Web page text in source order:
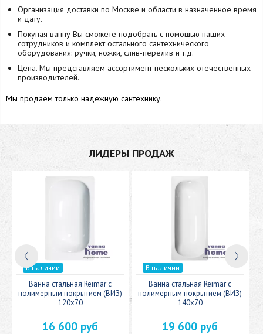
Организация доставки по Москве и области в назначенное время
и дату.
Покупая ванну Вы сможете подобрать с помощью наших
сотрудников и комплект остального сантехнического
оборудования: ручки, ножки, слив-перелив и т.д.
Цена. Мы представляем ассортимент нескольких отечественных
производителей.
Мы продаем только надёжную сантехнику.
ЛИДЕРЫ ПРОДАЖ
В наличии
Ванна стальная Reimar с
полимерным покрытием (ВИЗ)
120x70
16 600 руб
В наличии
Ванна стальная Reimar с
полимерным покрытием (ВИЗ)
140x70
19 600 руб